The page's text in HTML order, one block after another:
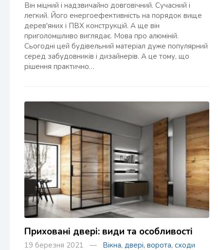
Він міцний і надзвичайно довговічний. Сучасний і
легкий. Його енергоефективність на порядок вище
дерев'яних і ПВХ конструкцій. А ще він
приголомшливо виглядає. Мова про алюміній.
Сьогодні цей будівельний матеріал дуже популярний
серед забудовників і дизайнерів. А це тому, що
рішення практично…
Приховані двері: види та особливості
19 березня 2021 — Вікна, двері, ворота, сходи